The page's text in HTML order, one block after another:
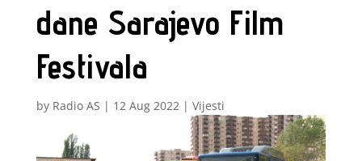
dane Sarajevo Film
Festivala
by Radio AS | 12 Aug 2022 | Vijesti